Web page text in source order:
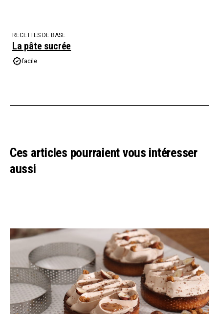
RECETTES DE BASE
La pâte sucrée
facile
Ces articles pourraient vous intéresser
aussi